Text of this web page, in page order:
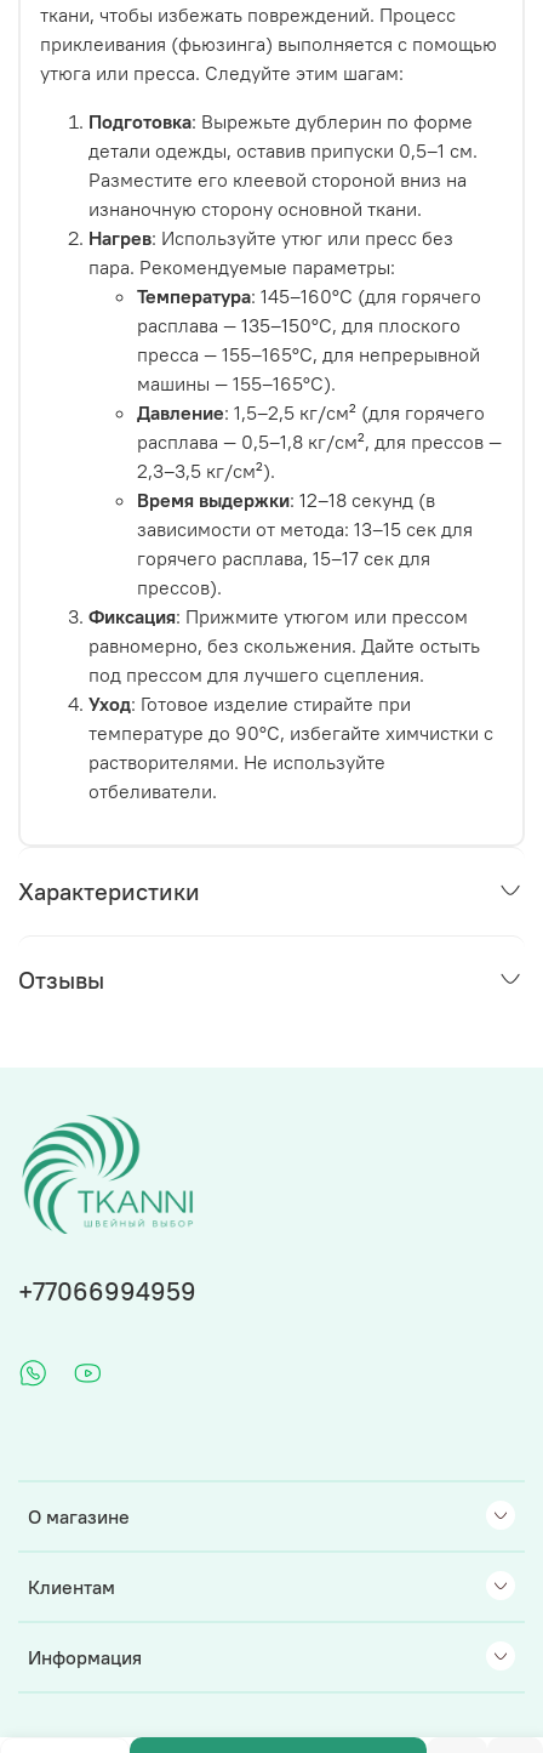
ткани, чтобы избежать повреждений. Процесс
приклеивания (фьюзинга) выполняется с помощью
утюга или пресса. Следуйте этим шагам:
Подготовка: Вырежьте дублерин по форме
детали одежды, оставив припуски 0,5–1 см.
Разместите его клеевой стороной вниз на
изнаночную сторону основной ткани.
Нагрев: Используйте утюг или пресс без
пара. Рекомендуемые параметры:
Температура: 145–160°C (для горячего
расплава — 135–150°C, для плоского
пресса — 155–165°C, для непрерывной
машины — 155–165°C).
Давление: 1,5–2,5 кг/см² (для горячего
расплава — 0,5–1,8 кг/см², для прессов —
2,3–3,5 кг/см²).
Время выдержки: 12–18 секунд (в
зависимости от метода: 13–15 сек для
горячего расплава, 15–17 сек для
прессов).
Фиксация: Прижмите утюгом или прессом
равномерно, без скольжения. Дайте остыть
под прессом для лучшего сцепления.
Уход: Готовое изделие стирайте при
температуре до 90°C, избегайте химчистки с
растворителями. Не используйте
отбеливатели.
Характеристики
Отзывы
О магазине
Клиентам
Информация
+77066994959